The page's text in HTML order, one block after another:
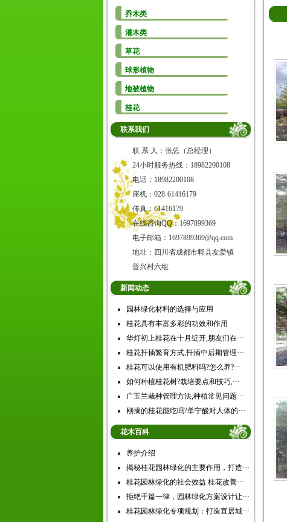
乔木类
灌木类
草花
球形植物
地被植物
桂花
联系我们
联 系 人：张总（总经理）
24小时服务热线：18982200108
电话：18982200108
座机：028-61416179
传真：61416179
在线咨询QQ：1697899369
电子邮箱：1697899369@qq.com
地址：四川省成都市郫县友爱镇
普兴村六组
新闻动态
园林绿化材料的选择与应用
桂花具有丰富多彩的功效和作用
华灯初上桂花在十月绽开,朋友们在···
桂花扦插繁育方式,扦插中后期管理···
桂花可以使用有机肥料吗?怎么养?···
如何种植桂花树?栽培要点和技巧,···
广玉兰栽种管理方法,种植常见问题···
刚摘的桂花能吃吗?单宁酸对人体的···
花木百科
养护介绍
揭秘桂花园林绿化的主要作用，打造···
桂花园林绿化的社会效益 桂花改善···
拒绝千篇一律，园林绿化方案设计让···
桂花园林绿化专项规划：打造宜居城···